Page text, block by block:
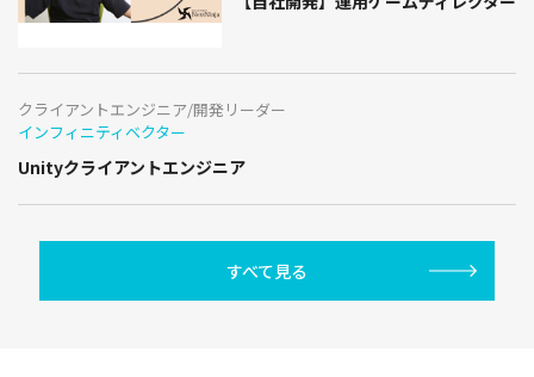
クライアントエンジニア/開発リーダー
インフィニティベクター
Unityクライアントエンジニア
すべて見る